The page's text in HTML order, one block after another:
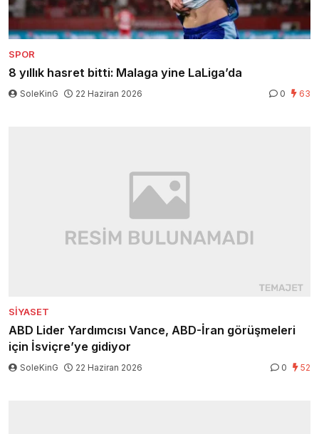
SPOR
8 yıllık hasret bitti: Malaga yine LaLiga’da
SoleKinG 22 Haziran 2026 0 63
SIYASET
ABD Lider Yardımcısı Vance, ABD-İran görüşmeleri
için İsviçre’ye gidiyor
SoleKinG 22 Haziran 2026 0 52